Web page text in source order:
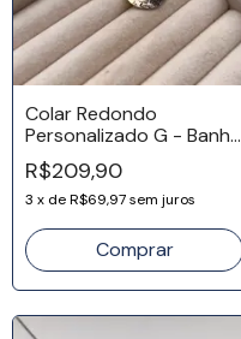
Colar Redondo
Personalizado G - Banho
Ouro 18k
R$209,90
3 x deR$69,97sem juros
Comprar